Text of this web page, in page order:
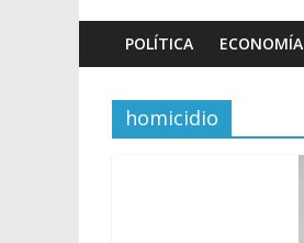
POLÍTICA ECONOMÍA
homicidio